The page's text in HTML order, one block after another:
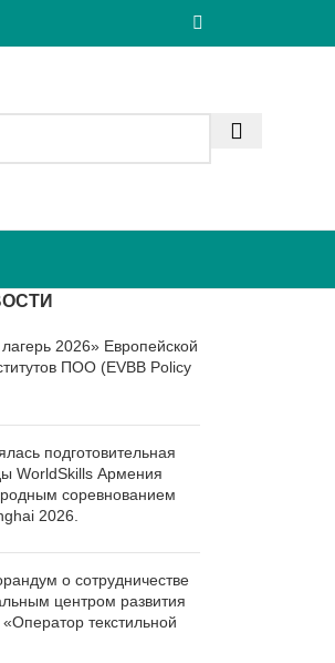
2026» Европейской
ПОО (EVBB Policy
подготовительная
WorldSkills Армения
соревнованием
2026.
о сотрудничестве
центром развития
текстильной